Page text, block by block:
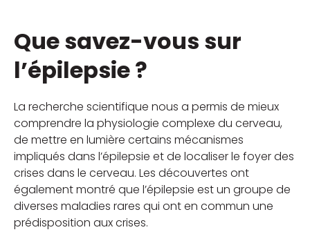
Que savez-vous sur
l’épilepsie ?
La recherche scientifique nous a permis de mieux
comprendre la physiologie complexe du cerveau,
de mettre en lumière certains mécanismes
impliqués dans l’épilepsie et de localiser le foyer des
crises dans le cerveau. Les découvertes ont
également montré que l’épilepsie est un groupe de
diverses maladies rares qui ont en commun une
prédisposition aux crises.